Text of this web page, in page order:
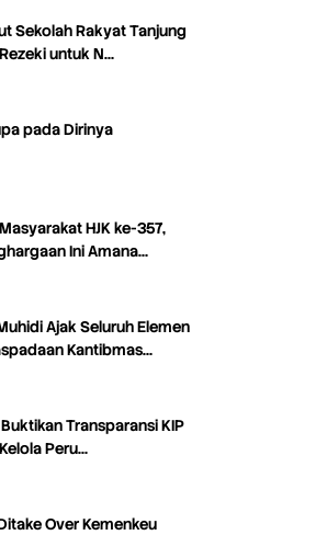
Sekolah Rakyat Tanjung
untuk N…
pada Dirinya
HJK ke-357,
Ini Amana…
Ajak Seluruh Elemen
Kantibmas…
Buktikan Transparansi KIP
Peru…
Over Kemenkeu